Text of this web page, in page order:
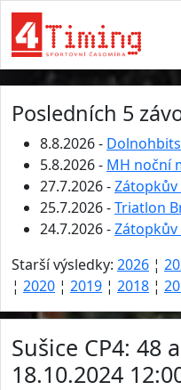
Posledních 5
8.8.2026 -
5.8.2026 - MH noční
27.7.2026 -Zátopkův
25.7.2026 -Triatlon
24.7.2026 -Zátopkův
Starší výsledky: 2026 ¦
¦ 2020 ¦ 2019 ¦ 2018 ¦
Sušice CP4: 48
18.10.2024